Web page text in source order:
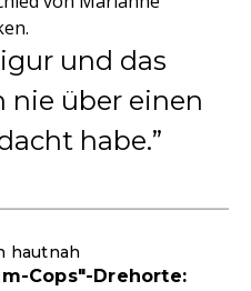
und das
nie über einen
habe.
hautnah
Cops"-Drehorte: